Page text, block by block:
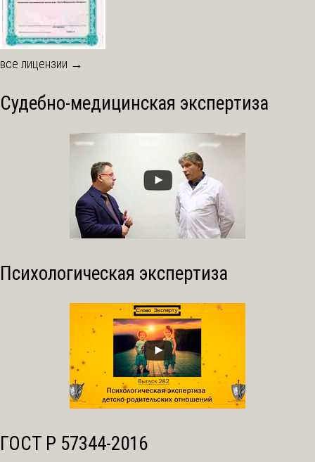
все лицензии →
Судебно-медицинская экспертиза
Психологическая экспертиза
ГОСТ Р 57344-2016